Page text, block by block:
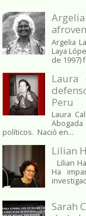
Argelia
Laya
de 1997)
Laura
Peru
Laura
políticos. Nació en...
Lilian
Lilian
Ha
Sarah